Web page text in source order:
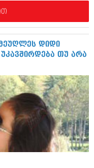
დიდი
თუ არა